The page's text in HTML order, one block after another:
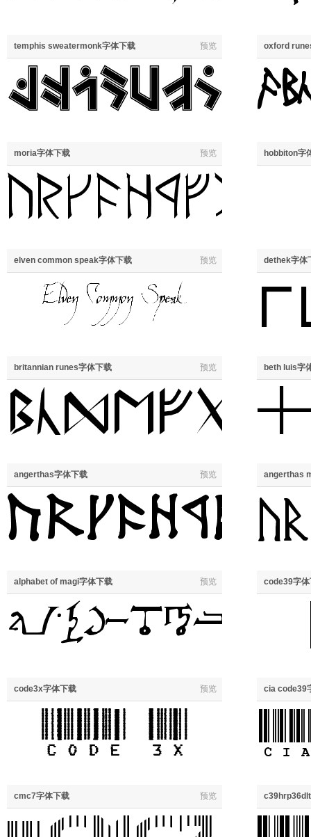
temphis sweatermonk字体下载 预览 oxford
moria字体下载 预览 hobbiton字
elven common speak字体下载 预览 dethek字体
britannian runes字体下载 预览 beth luis字
angerthas字体下载 预览 angerthas
alphabet of magi字体下载 预览 code39字体
code3x字体下载 预览 cia code39
cmc7字体下载 预览